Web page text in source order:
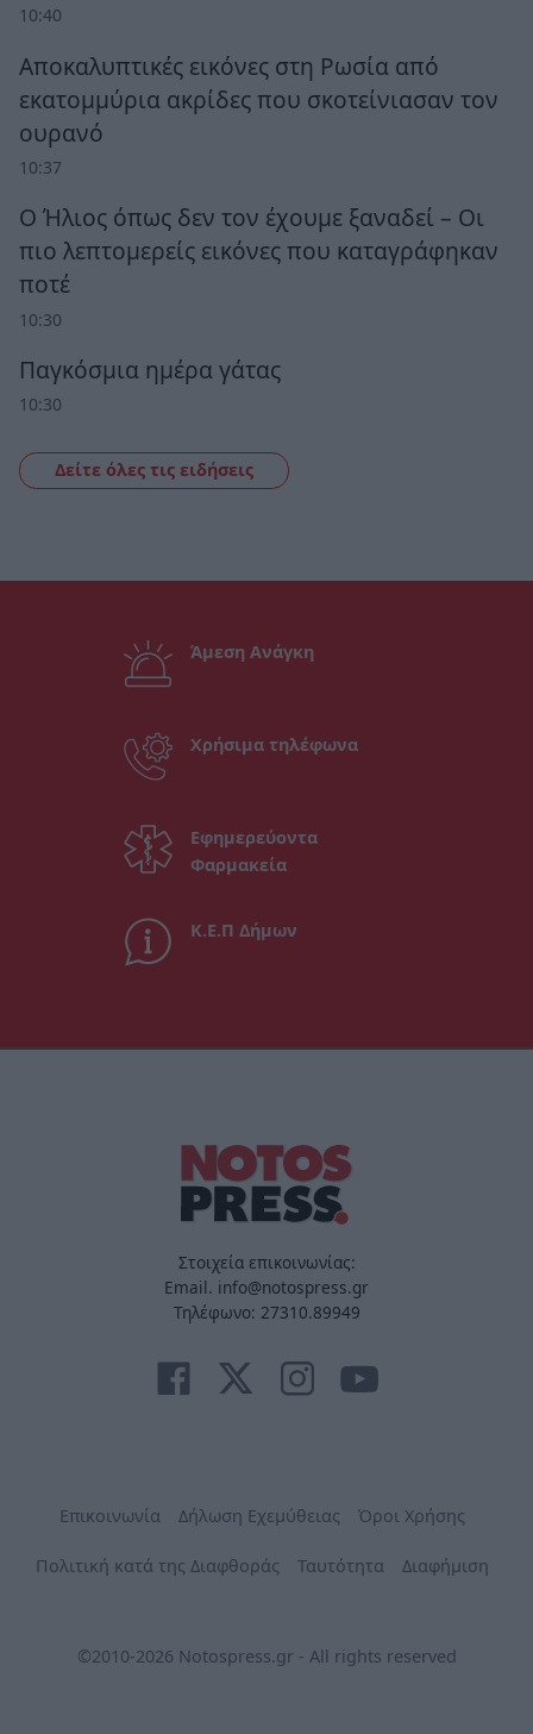
10:40
Αποκαλυπτικές εικόνες στη Ρωσία από
εκατομμύρια ακρίδες που σκοτείνιασαν τον
ουρανό
10:37
Ο Ήλιος όπως δεν τον έχουμε ξαναδεί – Οι
πιο λεπτομερείς εικόνες που καταγράφηκαν
ποτέ
10:30
Παγκόσμια ημέρα γάτας
10:30
Δείτε όλες τις ειδήσεις
Άμεση Ανάγκη
Χρήσιμα τηλέφωνα
Εφημερεύοντα
Φαρμακεία
Κ.Ε.Π Δήμων
Στοιχεία επικοινωνίας:
Email. info@notospress.gr
Τηλέφωνο: 27310.89949
Επικοινωνία Δήλωση Εχεμύθειας Όροι Χρήσης
Πολιτική κατά της Διαφθοράς Ταυτότητα Διαφήμιση
©2010-2026 Notospress.gr - All rights reserved